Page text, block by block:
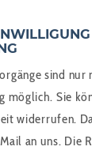
sind nur
möglich. Sie
widerrufen.
an uns. Die